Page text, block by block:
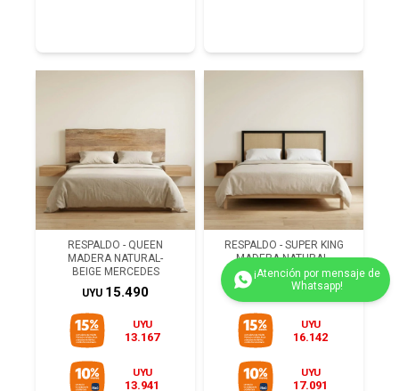
RESPALDO - QUEEN
MADERA NATURAL-
BEIGE MERCEDES
UYU 15.490
UYU
13.167
UYU
13.941
RESPALDO - SUPER KING
MADERA NATURAL-
BEIGE BERNADETTE
18.990
UYU
16.142
UYU
17.091
(0/4)